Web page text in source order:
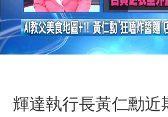
輝達執行長黃仁勳近